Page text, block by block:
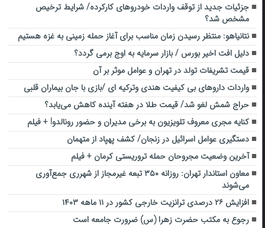
جزئیات جدید از توقف واردات خودروهای کارکرده/ شرایط ترخیص
مشخص شد؟
نتانیاهو: منتظر رسیدن زمان مناسب برای آغاز حمله زمینی به غزه هستیم
دلیل افت اخیر بورس / بازار سرمایه به اوج برمی گردد؟
قیمت تشریفات تولد در تهران و عوامل موثر بر آن
واردات داروهای بی کیفیت هندی وترکیه ای /بازی با جان بیماران قلبی
حراج شمش لغو شد/ قیمت طلا در هفته آینده کاهش می‌یابد؟
کنایه مجری معروف تلویزیون به برخی مدیران و حضور رونالدو! + فیلم
‌‌دستگیری عوامل اسرائیل در زنجان/‌ کشف ‌پهپاد‌ از‌ متهمان
آخرین وضعیت مجروحان حمله تروریستی کرمان + فیلم
معاون استاندار تهران: روزانه ۳۵۰ تبعه غیرمجاز از شهرری جمع‌آوری
می‌شوند
افزایش ۲۶ درصدی ترانزیت خارجی کشور در ۱۱ ماهه ۱۴۰۳
رجوع به مکتب حضرت زهرا (س) ضرورت جامعه است